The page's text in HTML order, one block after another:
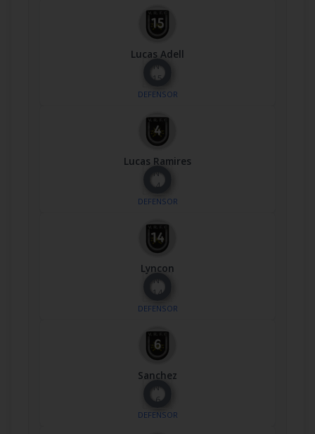
Lucas Adell
Nº
15
DEFENSOR
Lucas Ramires
Nº
4
DEFENSOR
Lyncon
Nº
14
DEFENSOR
Sanchez
Nº
6
DEFENSOR